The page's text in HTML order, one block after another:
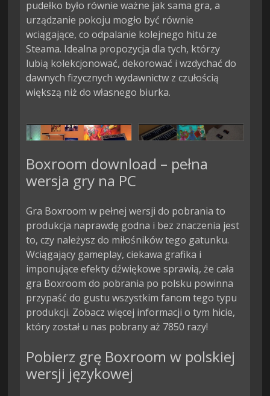
pudełko było równie ważne jak sama gra, a
urządzanie pokoju mogło być równie
wciągające, co odpalanie kolejnego hitu ze
Steama. Idealna propozycja dla tych, którzy
lubią kolekcjonować, dekorować i wzdychać do
dawnych fizycznych wydawnictw z czułością
większą niż do własnego biurka.
Boxroom download – pełna
wersja gry na PC
Gra Boxroom w pełnej wersji do pobrania to
produkcja naprawdę godna i bez znaczenia jest
to, czy należysz do miłośników tego gatunku.
Wciągający gameplay, ciekawa grafika i
imponujące efekty dźwiękowe sprawią, że cała
gra Boxroom do pobrania po polsku powinna
przypaść do gustu wszystkim fanom tego typu
produkcji. Zobacz więcej informacji o tym hicie,
który został u nas pobrany aż 7850 razy!
Pobierz grę Boxroom w polskiej
wersji językowej